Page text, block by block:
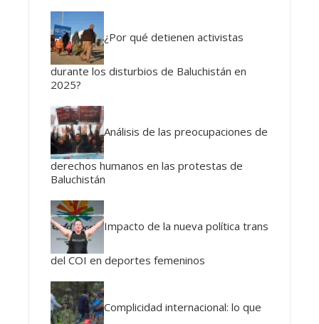
¿Por qué detienen activistas
durante los disturbios de Baluchistán en
2025?
Análisis de las preocupaciones de
derechos humanos en las protestas de
Baluchistán
Impacto de la nueva política trans
del COI en deportes femeninos
Complicidad internacional: lo que